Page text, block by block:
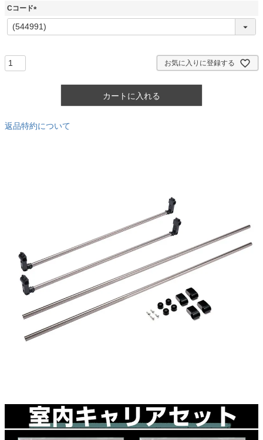
Cコード
(
必
お気に入りに登録する
カートに入れる
返品特約について